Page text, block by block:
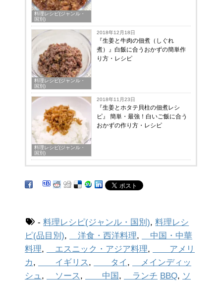
料理レシピ(ジャンル・
国別)
料理レシピ(ジャンル・
国別)
2018年12月18日
『生姜と牛肉の佃煮（しぐれ
煮）』白飯に合うおかずの簡単作
り方・レシピ
料理レシピ(ジャンル・
国別)
2018年11月23日
『生姜とホタテ貝柱の佃煮レシ
ピ』 簡単・最強！白いご飯に合う
おかずの作り方・レシピ
-料理レシピ(ジャンル・国別),料理レシ
ピ(品目別), 洋食・西洋料理,
中国・中華
料理, エスニック・アジア料理,
アメリ
カ, イギリス, タイ ,
メインディッ
シュ, ソース, 中国 , ランチ BBQ, ソ